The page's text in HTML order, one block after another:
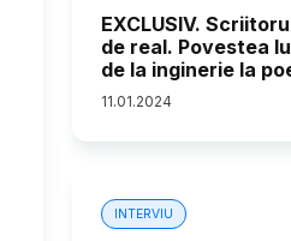
EXCLUSIV.
de real. Povestea
de la inginerie la
11.01.2024
INTERVIU